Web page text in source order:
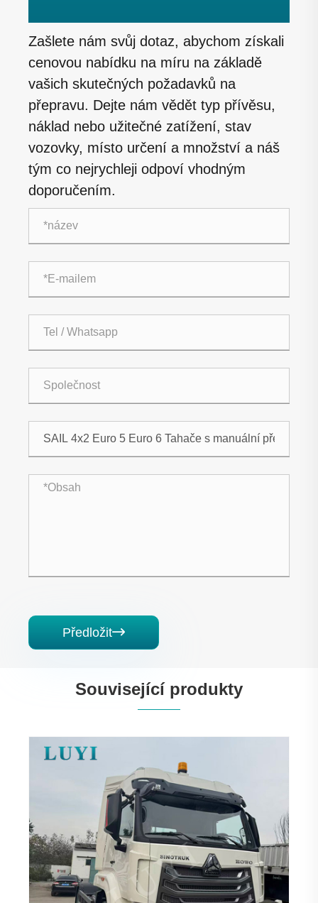
Zašlete nám svůj dotaz, abychom získali
cenovou nabídku na míru na základě
vašich skutečných požadavků na
přepravu. Dejte nám vědět typ přívěsu,
náklad nebo užitečné zatížení, stav
vozovky, místo určení a množství a náš
tým co nejrychleji odpoví vhodným
doporučením.
Předložit
Související produkty